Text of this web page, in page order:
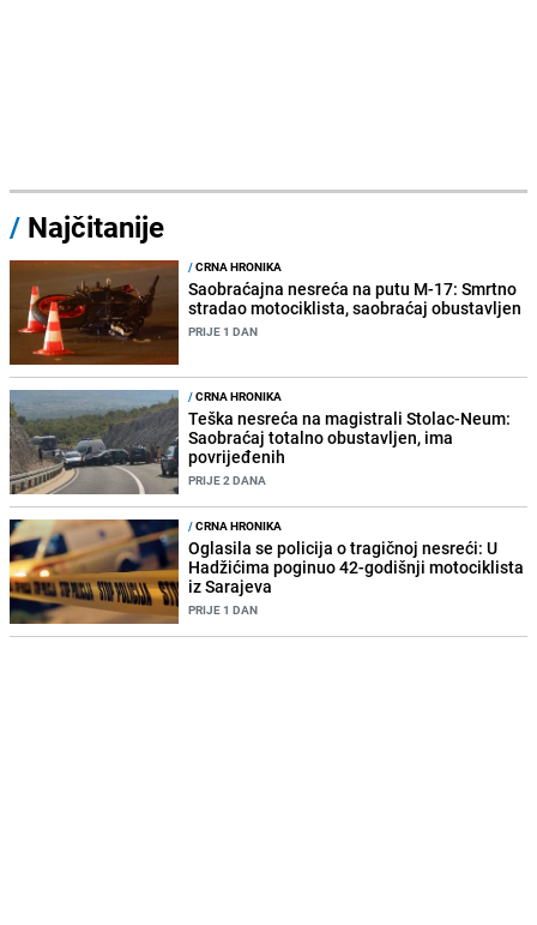
/ Najčitanije
/CRNA HRONIKA
Saobraćajna nesreća na putu M-17: Smrtno
stradao motociklista, saobraćaj obustavljen
PRIJE 1 DAN
/CRNA HRONIKA
Teška nesreća na magistrali Stolac-Neum:
Saobraćaj totalno obustavljen, ima
povrijeđenih
PRIJE 2 DANA
/CRNA HRONIKA
Oglasila se policija o tragičnoj nesreći: U
Hadžićima poginuo 42-godišnji motociklista
iz Sarajeva
PRIJE 1 DAN